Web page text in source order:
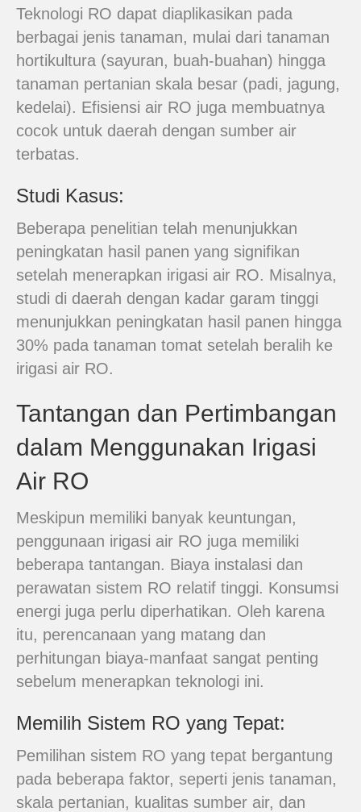
Teknologi RO dapat diaplikasikan pada
berbagai jenis tanaman, mulai dari tanaman
hortikultura (sayuran, buah-buahan) hingga
tanaman pertanian skala besar (padi, jagung,
kedelai). Efisiensi air RO juga membuatnya
cocok untuk daerah dengan sumber air
terbatas.
Studi Kasus:
Beberapa penelitian telah menunjukkan
peningkatan hasil panen yang signifikan
setelah menerapkan irigasi air RO. Misalnya,
studi di daerah dengan kadar garam tinggi
menunjukkan peningkatan hasil panen hingga
30% pada tanaman tomat setelah beralih ke
irigasi air RO.
Tantangan dan Pertimbangan
dalam Menggunakan Irigasi
Air RO
Meskipun memiliki banyak keuntungan,
penggunaan irigasi air RO juga memiliki
beberapa tantangan. Biaya instalasi dan
perawatan sistem RO relatif tinggi. Konsumsi
energi juga perlu diperhatikan. Oleh karena
itu, perencanaan yang matang dan
perhitungan biaya-manfaat sangat penting
sebelum menerapkan teknologi ini.
Memilih Sistem RO yang Tepat:
Pemilihan sistem RO yang tepat bergantung
pada beberapa faktor, seperti jenis tanaman,
skala pertanian, kualitas sumber air, dan